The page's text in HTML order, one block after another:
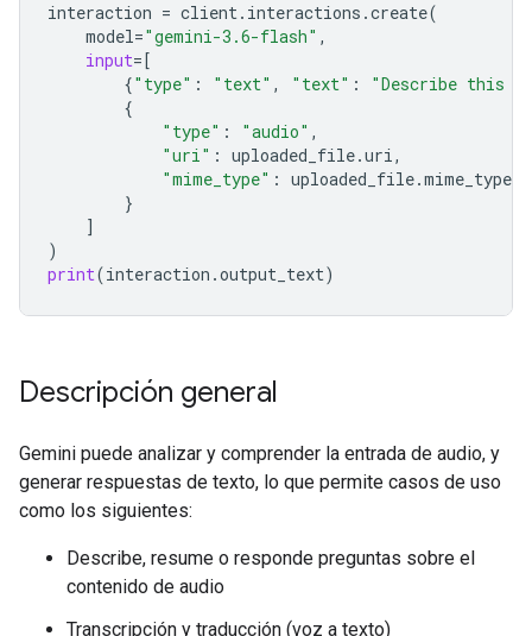
interaction = client. interactions .create(
model="gemini-3.6-flash" ,
input=[
{"type" : "text" , "text" :
"Describe this
{
"type" : "audio" ,
"uri" : uploaded_file.uri,
"mime_type" : uploaded_file.mime_type
}
]
)
print(interaction .output_text)
Descripción general
Gemini puede analizar y comprender la entrada de audio, y
generar respuestas de texto, lo que permite casos de uso
como los siguientes:
Describe, resume o responde preguntas sobre el
contenido de audio
Transcripción y traducción (voz a texto)